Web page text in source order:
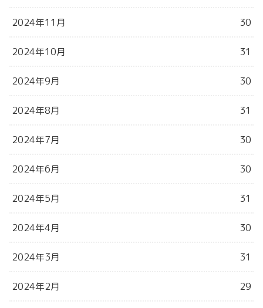
2024年11月 30
2024年10月 31
2024年9月 30
2024年8月 31
2024年7月 30
2024年6月 30
2024年5月 31
2024年4月 30
2024年3月 31
2024年2月 29